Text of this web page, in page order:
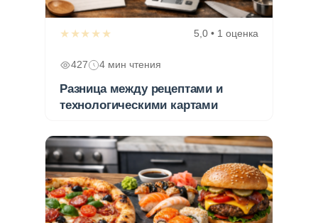
★★★★★ 5,0 • 1 оценка
427 4 мин чтения
Разница между рецептами и
технологическими картами